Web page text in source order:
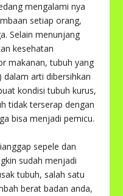
mengalami nya
setiap orang,
Selain menunjang
kesehatan
makanan, tubuh yang
dalam arti dibersihkan
kondisi tubuh kurus,
tidak terserap dengan
bisa menjadi pemicu.
sepele dan
sudah menjadi
tubuh, salah satu
berat badan anda,